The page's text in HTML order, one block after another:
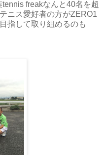
freakなんと40名を超
ニス愛好者の方がZERO1
指して取り組めるのも